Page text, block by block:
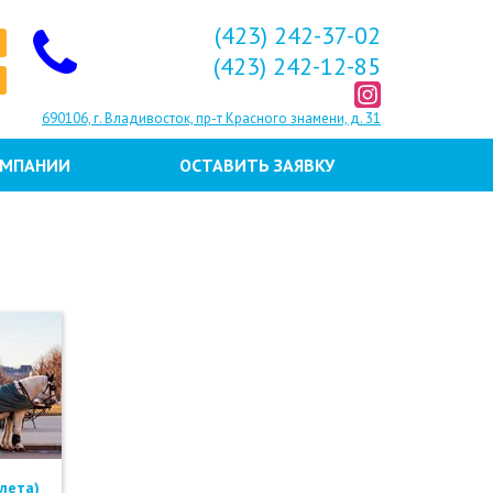
(423) 242-37-02
(423) 242-12-85
690106, г. Владивосток, пр-т Красного знамени, д. 31
ОСТАВИТЬ ЗАЯВКУ